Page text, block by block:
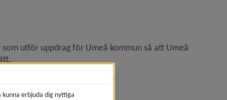
utför uppdrag för Umeå kommun så att Umeå
.
erbjuda dig nyttiga